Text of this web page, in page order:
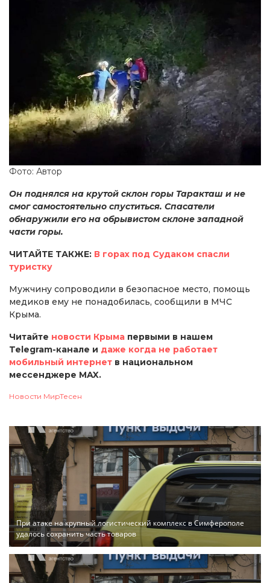
Фото: Автор
Он поднялся на крутой склон горы Таракташ и не
смог самостоятельно спуститься. Спасатели
обнаружили его на обрывистом склоне западной
части горы.
ЧИТАЙТЕ ТАКЖЕ: В горах под Судаком спасли
туристку
Мужчину сопроводили в безопасное место, помощь
медиков ему не понадобилась, сообщили в МЧС
Крыма.
Читайте новости Крыма первыми в нашем
Telegram-канале и даже когда не работает
мобильный интернет в национальном
мессенджере MAX.
Новости МирТесен
При атаке на крупный логистический комплекс в Симферополе
удалось сохранить часть товаров